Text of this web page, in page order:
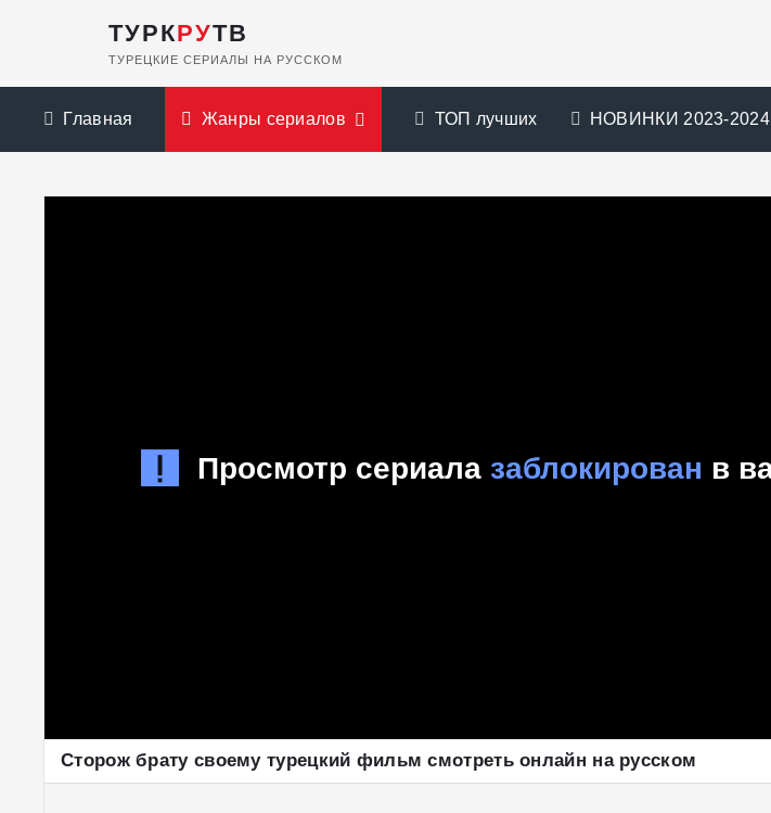
ТУРКРУТВ
ТУРЕЦКИЕ СЕРИАЛЫ НА РУССКОМ
Главная Жанры сериалов ТОП лучших НОВИНКИ 2023-2024
Сторож брату своему турецкий фильм смотреть онлайн на русском